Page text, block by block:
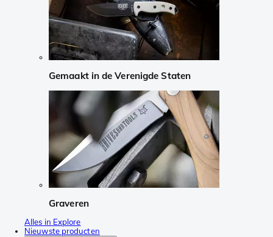
Gemaakt in de Verenigde Staten
Graveren
Alles in Explore
Nieuwste producten